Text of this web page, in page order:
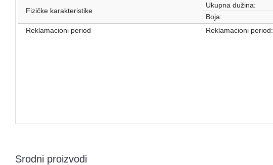
Fizičke karakteristike
Ukupna dužina:
Boja:
Reklamacioni period
Reklamacioni period:
Srodni proizvodi